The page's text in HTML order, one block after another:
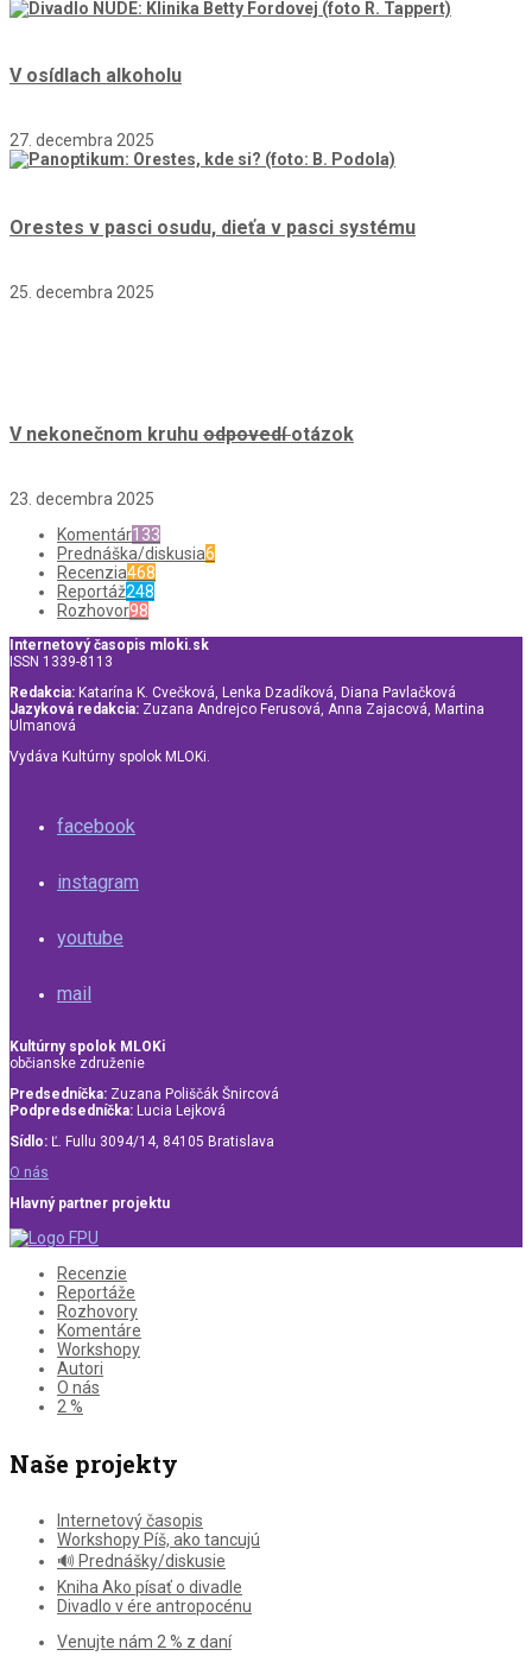
V osídlach alkoholu
27. decembra 2025
Orestes v pasci osudu, dieťa v pasci systému
25. decembra 2025
V nekonečnom kruhu odpovedíotázok
23. decembra 2025
Komentár133
Prednáška/diskusia6
Recenzia468
Reportáž248
Rozhovor98
Internetový časopis mloki.sk
ISSN 1339-8113
Redakcia: Katarína K. Cvečková, Lenka Dzadíková, Diana Pavlačková
Jazyková redakcia: Zuzana Andrejco Ferusová, Anna Zajacová, Martina
Ulmanová
Vydáva Kultúrny spolok MLOKi.
facebook
instagram
youtube
mail
Kultúrny spolok MLOKi
občianske združenie
Predsedníčka: Zuzana Poliščák Šnircová
Podpredsedníčka: Lucia Lejková
Sídlo: Ľ. Fullu 3094/14, 84105 Bratislava
O nás
Hlavný partner projektu
Recenzie
Reportáže
Rozhovory
Komentáre
Workshopy
Autori
O nás
2 %
Naše projekty
Internetový časopis
Workshopy Píš, ako tancujú
🔊 Prednášky/diskusie
Kniha Ako písať o divadle
Divadlo v ére antropocénu
Venujte nám 2 % z daní